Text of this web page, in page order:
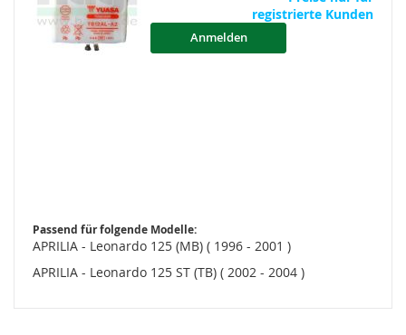
registrierte Kunden
Anmelden
Passend für folgende Modelle:
APRILIA - Leonardo 125 (MB) ( 1996 - 2001 )
APRILIA - Leonardo 125 ST (TB) ( 2002 - 2004 )